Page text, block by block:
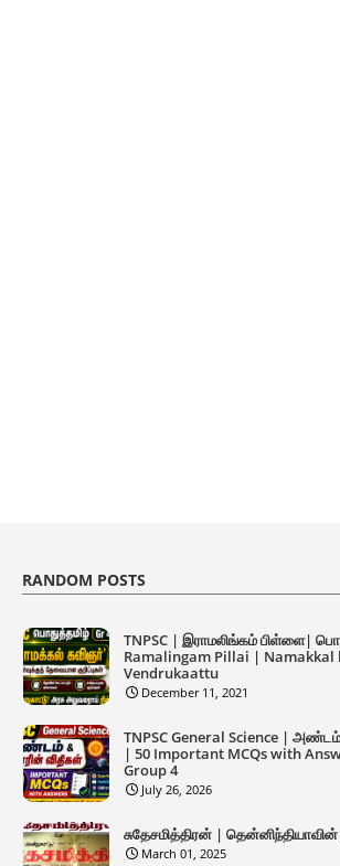
RANDOM POSTS
TNPSC | இராமலிங்கம் பிள்ளை|
Ramalingam Pillai | Namakkal
Vendrukaattu
December 11, 2021
TNPSC General Science |
| 50 Important MCQs with
Group 4
July 26, 2026
சுதேசமித்திரன் |
March 01, 2025